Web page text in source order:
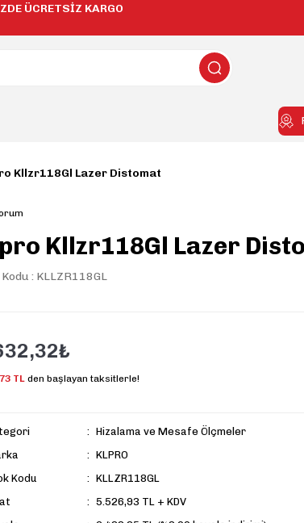
ÜCRETSİZ KARGO
Kllzr118Gl Lazer Distomat
Kllzr118Gl Lazer
: KLLZR118GL
TL den başlayan taksitlerle!
Hizalama ve Mesafe Ölçmeler
KLPRO
Kodu
KLLZR118GL
5.526,93 TL + KDV